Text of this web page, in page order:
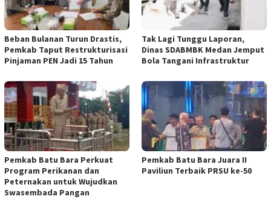
Beban Bulanan Turun Drastis,
Pemkab Taput Restrukturisasi
Pinjaman PEN Jadi 15 Tahun‎
Tak Lagi Tunggu Laporan,
Dinas SDABMBK Medan Jemput
Bola Tangani Infrastruktur
Pemkab Batu Bara Perkuat
Program Perikanan dan
Peternakan untuk Wujudkan
Swasembada Pangan
Pemkab Batu Bara Juara II
Paviliun Terbaik PRSU ke-50